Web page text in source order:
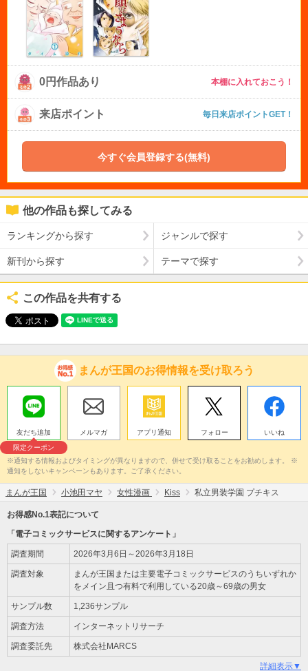
0円作品あり 本棚に入れておこう！
来店ポイント 毎日来店ポイントGET！
今すぐ会員登録する(無料)
他の作品も探してみる
ランキングから探す ジャンルで探す
新刊から探す テーマで探す
この作品を共有する
まんが王国のお得情報を受け取ろう
友だち追加
限定クーポン
メルマガ アプリ通知 フォロー いいね
※通知する情報およびタイミングが異なりますので、併せて受け取ることをお勧めします。 ※
通知をしないキャンペーンもあります。ご了承ください。
まんが王国 小池田マヤ 女性漫画 Kiss 私立男装学園 プチキス
お得感No.1表記について
「電子コミックサービスに関するアンケート」
調査期間 2026年3月6日～2026年3月18日
調査対象
まんが王国または主要電子コミックサービスのうちいずれか
をメイン且つ有料で利用している20歳～69歳の男女
サンプル数 1,236サンプル
調査方法 インターネットリサーチ
調査委託先 株式会社MARCS
詳細表示▼